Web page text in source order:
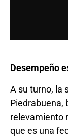
Desempeño
A su turno, la
Piedrabuena,
relevamiento
que es una